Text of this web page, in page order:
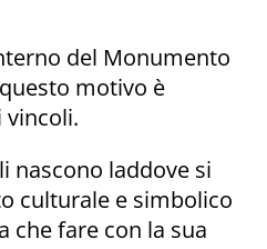
del Monumento
motivo è
vincoli.
nascono laddove si
culturale e simbolico
che fare con la sua